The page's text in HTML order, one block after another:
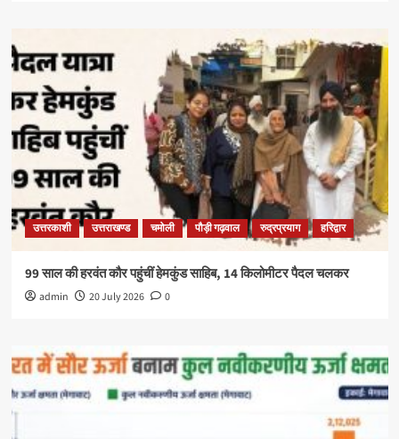
उत्तरकाशी उत्तराखण्ड चमोली पौड़ी गढ़वाल रुद्रप्रयाग हरिद्वार
99 साल की हरवंत कौर पहुंचीं हेमकुंड साहिब, 14 किलोमीटर पैदल चलकर
admin 20 July 2026 0